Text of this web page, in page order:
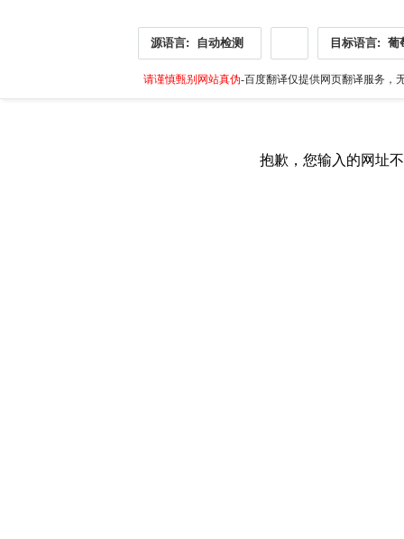
源语言: 自动检测 目标语言: 葡
请谨慎甄别网站真伪-百度翻译仅提供网页翻译服务，